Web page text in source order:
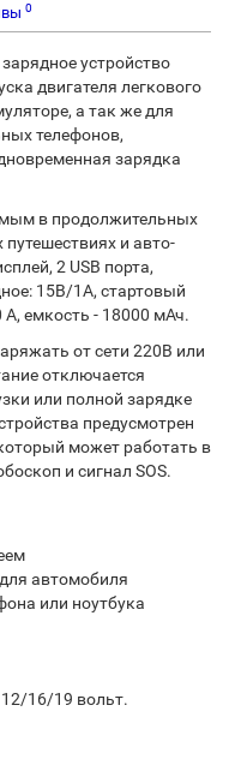
0
устройство
двигателя легкового
а так же для
телефонов,
зарядка
в продолжительных
и авто-
2 USB порта,
15В/1А, стартовый
емкость - 18000 мАч.
от сети 220В или
отключается
или полной зарядке
предусмотрен
может работать в
и сигнал SOS.
автомобиля
или ноутбука
16/19 вольт.